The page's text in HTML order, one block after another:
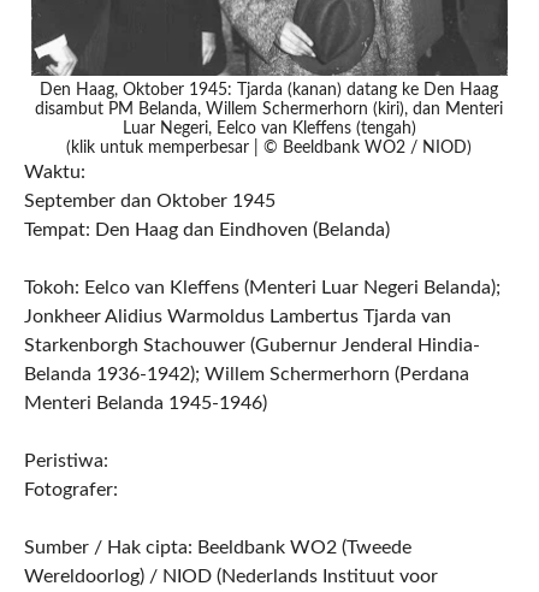
Den Haag, Oktober 1945: Tjarda (kanan) datang ke Den Haag
disambut PM Belanda, Willem Schermerhorn (kiri), dan Menteri
Luar Negeri, Eelco van Kleffens (tengah)
(klik untuk memperbesar | © Beeldbank WO2 / NIOD)
Waktu:
September dan Oktober 1945
Tempat: Den Haag dan Eindhoven (Belanda)
Tokoh: Eelco van Kleffens (Menteri Luar Negeri Belanda);
Jonkheer Alidius Warmoldus Lambertus Tjarda van
Starkenborgh Stachouwer (Gubernur Jenderal Hindia-
Belanda 1936-1942); Willem Schermerhorn (Perdana
Menteri Belanda 1945-1946)
Peristiwa:
Fotografer:
Sumber / Hak cipta: Beeldbank WO2 (Tweede
Wereldoorlog) / NIOD (Nederlands Instituut voor